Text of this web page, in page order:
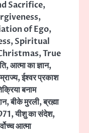
Sacrifice,
,
of Ego,
,Spiritual
,True
,आत्मा का ज्ञान,
,ईश्वर प्रकाश
बनाम
,बीके मुरली,ब्रह्मा
,यीशु का संदेश,
आत्मा